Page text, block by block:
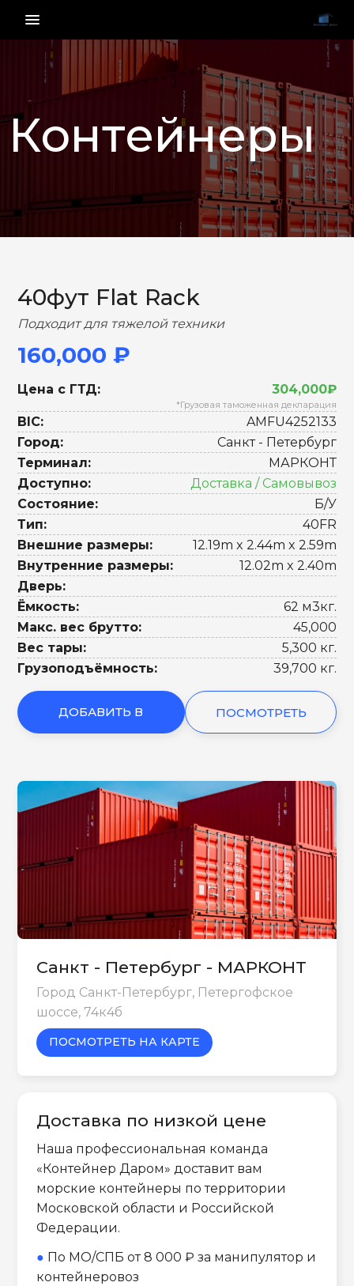
menu_vert
Контейнеры
НАЗАД ВПЕРЕД
40фут Flat Rack
Подходит для тяжелой техники
160,000 ₽
Цена с ГТД: 304,000₽
*Грузовая таможенная декларация
BIC:
AMFU4252133
Город:
Санкт - Петербург
Терминал:
МАРКОНТ
Доступно:
Доставка / Самовывоз
Состояние:
Б/У
Тип:
40FR
Внешние размеры:
12.19m x 2.44m x 2.59m
Внутренние размеры:
12.02m x 2.40m
Дверь:
Ёмкость:
62 м3кг.
Макс. вес брутто:
45,000
Вес тары:
5,300 кг.
Грузоподъёмность:
39,700 кг.
ДОБАВИТЬ В ПОСМОТРЕТЬ
Санкт - Петербург - МАРКОНТ
Город Санкт-Петербург, Петергофское
шоссе, 74к4б
ПОСМОТРЕТЬ НА КАРТЕ
Доставка по низкой цене
Наша профессиональная команда
«Контейнер Даром» доставит вам
морские контейнеры по территории
Московской области и Российской
Федерации.
● По МО/СПБ от 8 000 ₽ за манипулятор и
контейнеровоз